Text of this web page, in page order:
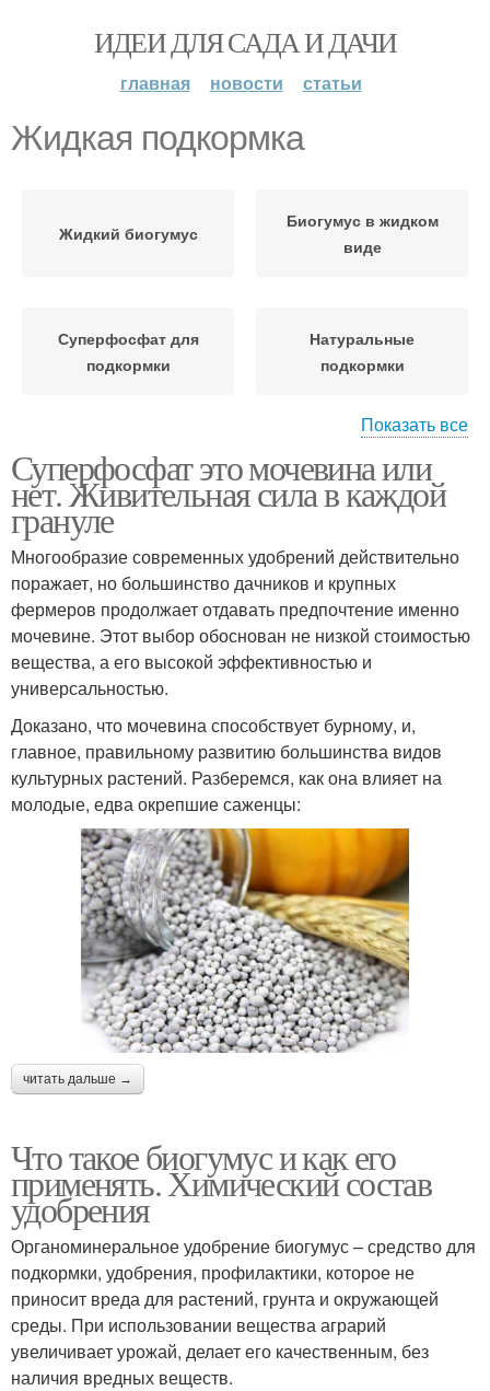
ИДЕИ ДЛЯ САДА И ДАЧИ
главная новости статьи
Жидкая подкормка
Жидкий биогумус
Биогумус в жидком
виде
Суперфосфат для
подкормки
Натуральные
подкормки
Минеральные
подкормки
Показать все
Суперфосфат это мочевина или
нет. Живительная сила в каждой
грануле
Многообразие современных удобрений действительно
поражает, но большинство дачников и крупных
фермеров продолжает отдавать предпочтение именно
мочевине. Этот выбор обоснован не низкой стоимостью
вещества, а его высокой эффективностью и
универсальностью.
Доказано, что мочевина способствует бурному, и,
главное, правильному развитию большинства видов
культурных растений. Разберемся, как она влияет на
молодые, едва окрепшие саженцы:
читать дальше →
Что такое биогумус и как его
применять. Химический состав
удобрения
Органоминеральное удобрение биогумус – средство для
подкормки, удобрения, профилактики, которое не
приносит вреда для растений, грунта и окружающей
среды. При использовании вещества аграрий
увеличивает урожай, делает его качественным, без
наличия вредных веществ.